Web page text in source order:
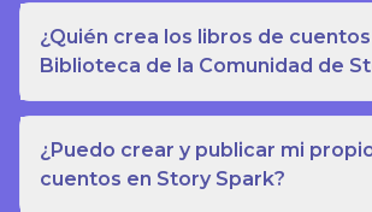
¿Quién crea los libros de
Biblioteca de la Comunidad de
¿Puedo crear y publicar mi
cuentos en Story Spark?